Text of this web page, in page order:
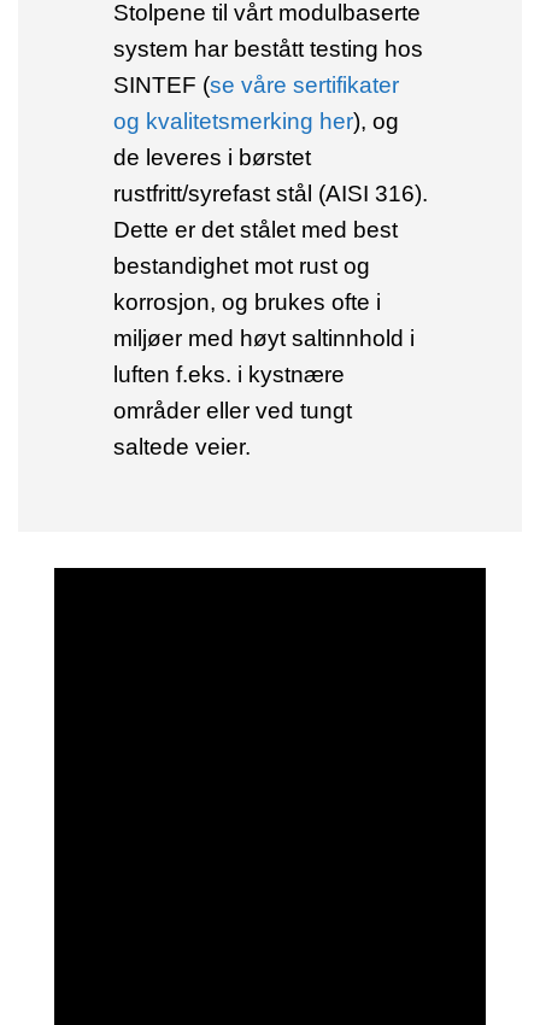
Stolpene til vårt modulbaserte
system har bestått testing hos
SINTEF (se våre sertifikater
og kvalitetsmerking her), og
de leveres i børstet
rustfritt/syrefast stål (AISI 316).
Dette er det stålet med best
bestandighet mot rust og
korrosjon, og brukes ofte i
miljøer med høyt saltinnhold i
luften f.eks. i kystnære
områder eller ved tungt
saltede veier.